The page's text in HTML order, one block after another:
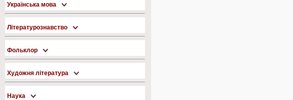
Українська мова
Літературознавство
Фольклор
Художня література
Наука